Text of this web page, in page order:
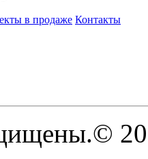
в продаже Контакты